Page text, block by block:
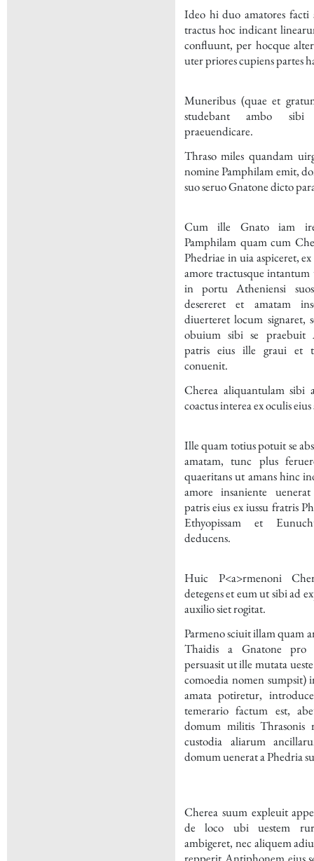
Ideo hi duo amatores facti
tractus hoc indicant
confluunt, per hocque
uter priores cupiens partes
Muneribus (quae et
studebant ambo sibi
praeuendicare.
Thraso miles quandam
nomine Pamphilam emit,
suo seruo Gnatone dicto
Cum ille Gnato iam
Pamphilam quam cum
Phedriae in uia aspiceret,
amore tractusque
in portu Atheniensi
desereret et amatam
diuerteret locum signaret,
obuium sibi se praebuit
patris eius ille graui et
conuenit.
Cherea aliquantulam sibi
coactus interea ex oculis
Ille quam totius potuit se
amatam, tunc plus
quaeritans ut amans hinc
amore insaniente
patris eius ex iussu fratris
Ethyopissam et
deducens.
Huic P<a>rmenoni
detegens et eum ut sibi ad
auxilio siet rogitat.
Parmeno sciuit illam quam
Thaidis a Gnatone pro
persuasit ut ille mutata
comoedia nomen
amata potiretur,
temerario factum est,
domum militis Thrasonis
custodia aliarum
domum uenerat a Phedria
Cherea suum expleuit
de loco ubi uestem
ambigeret, nec aliquem